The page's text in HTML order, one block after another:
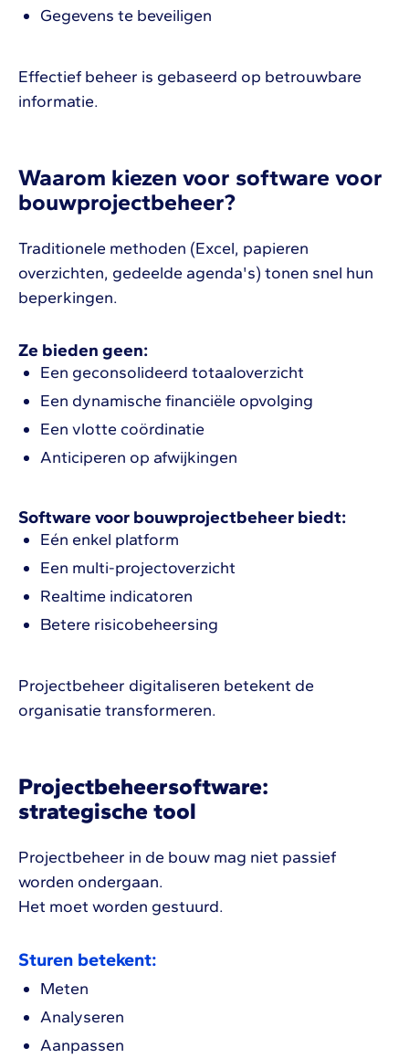
Gegevens te beveiligen
Effectief beheer is gebaseerd op betrouwbare
informatie.
Waarom kiezen voor software voor
bouwprojectbeheer?
Traditionele methoden (Excel, papieren
overzichten, gedeelde agenda's) tonen snel hun
beperkingen.
Ze bieden geen:
Een geconsolideerd totaaloverzicht
Een dynamische financiële opvolging
Een vlotte coördinatie
Anticiperen op afwijkingen
Software voor bouwprojectbeheer biedt:
Eén enkel platform
Een multi-projectoverzicht
Realtime indicatoren
Betere risicobeheersing
Projectbeheer digitaliseren betekent de
organisatie transformeren.
Projectbeheersoftware:
strategische tool
Projectbeheer in de bouw mag niet passief
worden ondergaan.
Het moet worden gestuurd.
Sturen betekent:
Meten
Analyseren
Aanpassen